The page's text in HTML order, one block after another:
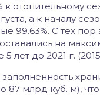
к отопительному
а к началу
99.63%. С тех пор
на
лет до 2021 г.
87 млрд куб. м),